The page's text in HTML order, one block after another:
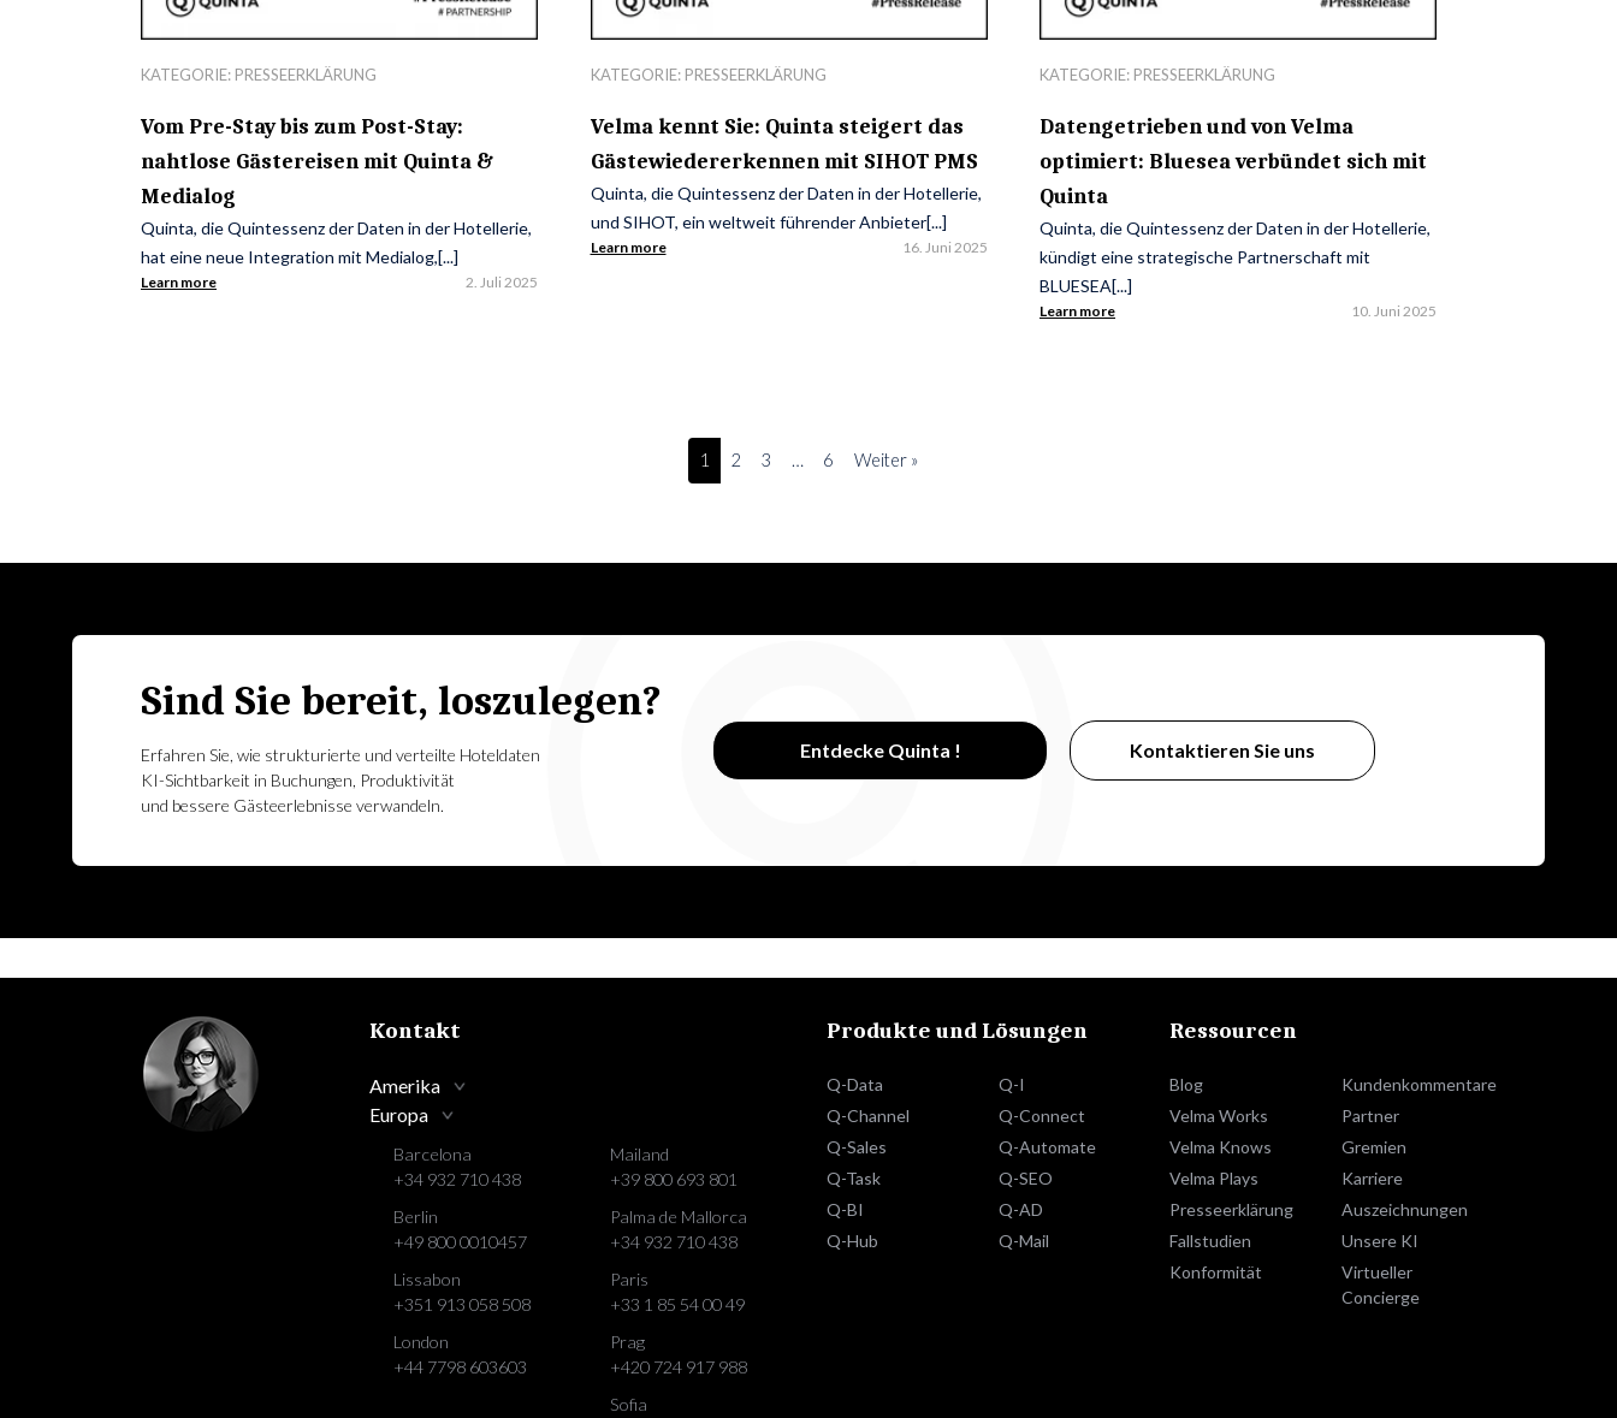
KATEGORIE: PRESSEERKLÄRUNG
Vom Pre-Stay bis zum Post-Stay:
nahtlose Gästereisen mit Quinta &
Medialog
Quinta, die Quintessenz der Daten in der Hotellerie,
hat eine neue Integration mit Medialog,[...]
Learn more 2. Juli 2025
KATEGORIE: PRESSEERKLÄRUNG
Velma kennt Sie: Quinta steigert das
Gästewiedererkennen mit SIHOT PMS
Quinta, die Quintessenz der Daten in der Hotellerie,
und SIHOT, ein weltweit führender Anbieter[...]
Learn more 16. Juni 2025
KATEGORIE: PRESSEERKLÄRUNG
Datengetrieben und von Velma
optimiert: Bluesea verbündet sich mit
Quinta
Quinta, die Quintessenz der Daten in der Hotellerie,
kündigt eine strategische Partnerschaft mit
BLUESEA[...]
Learn more 10. Juni 2025
1 2 3 … 6 Weiter »
Sind Sie bereit, loszulegen?
Erfahren Sie, wie strukturierte und verteilte Hoteldaten
KI-Sichtbarkeit in Buchungen, Produktivität
und bessere Gästeerlebnisse verwandeln.
Entdecke Quinta ! Kontaktieren Sie uns
Kontakt
Amerika
Europa
Barcelona
+34 932 710 438
Berlin
+49 800 0010457
Lissabon
+351 913 058 508
London
+44 7798 603603
Mailand
+39 800 693 801
Palma de Mallorca
+34 932 710 438
Paris
+33 1 85 54 00 49
Prag
+420 724 917 988
Sofia
Produkte und Lösungen
Q-Data
Q-Channel
Q-Sales
Q-Task
Q-BI
Q-Hub
Q-I
Q-Connect
Q-Automate
Q-SEO
Q-AD
Q-Mail
Ressourcen
Blog
Velma Works
Velma Knows
Velma Plays
Presseerklärung
Fallstudien
Konformität
Kundenkommentare
Partner
Gremien
Karriere
Auszeichnungen
Unsere KI
Virtueller
Concierge